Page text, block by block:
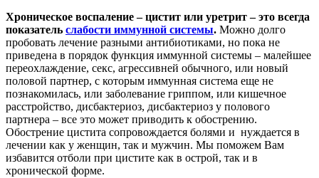
Хроническое воспаление – цистит или уретрит – это всегда
показатель слабости иммунной системы. Можно долго
пробовать лечение разными антибиотиками, но пока не
приведена в порядок функция иммунной системы – малейшее
переохлаждение, секс, агрессивней обычного, или новый
половой партнер, с которым иммунная система еще не
познакомилась, или заболевание гриппом, или кишечное
расстройство, дисбактериоз, дисбактериоз у полового
партнера – все это может приводить к обострению.
Обострение цистита сопровождается болями и нуждается в
лечении как у женщин, так и мужчин. Мы поможем Вам
избавится отболи при цистите как в острой, так и в
хронической форме.